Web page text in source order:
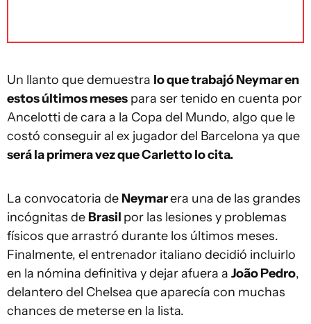
Un llanto que demuestra lo que trabajó Neymar en
estos últimos meses para ser tenido en cuenta por
Ancelotti de cara a la Copa del Mundo, algo que le
costó conseguir al ex jugador del Barcelona ya que
será la primera vez que Carletto lo cita.
La convocatoria de Neymarera una de las grandes
incógnitas de Brasil por las lesiones y problemas
físicos que arrastró durante los últimos meses.
Finalmente, el entrenador italiano decidió incluirlo
en la nómina definitiva y dejar afuera a João Pedro,
delantero del Chelsea que aparecía con muchas
chances de meterse en la lista.